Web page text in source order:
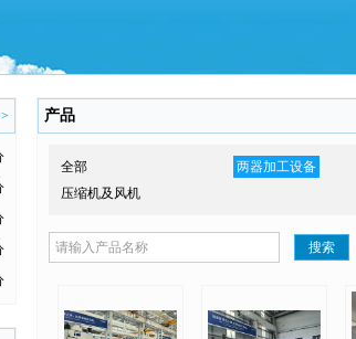
产品
全部 两器加工设备
压缩机及风机
搜索